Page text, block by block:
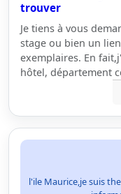
trouver
Je tiens à vous
stage ou bien un
exemplaires. En
hôtel, département
l'ile Maurice,je suis